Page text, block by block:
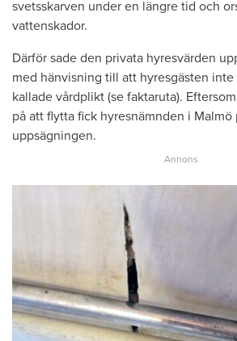
svetsskarven under en längre tid och
vattenskador.
Därför sade den privata hyresvärden
med hänvisning till att hyresgästen
kallade vårdplikt (se faktaruta).
på att flytta fick hyresnämnden i Malmö
uppsägningen.